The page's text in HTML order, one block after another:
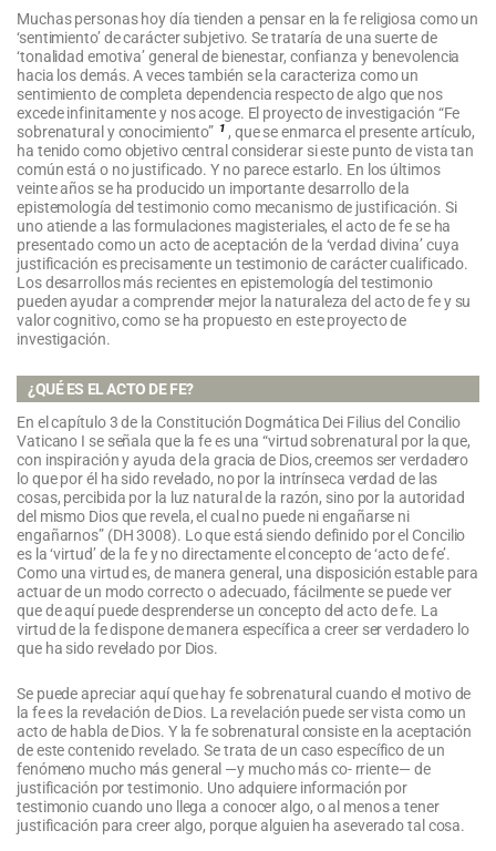
Muchas personas hoy día tienden a pensar en la fe religiosa como un
‘sentimiento’ de carácter subjetivo. Se trataría de una suerte de
‘tonalidad emotiva’ general de bienestar, confianza y benevolencia
hacia los demás. A veces también se la caracteriza como un
sentimiento de completa dependencia respecto de algo que nos
excede infinitamente y nos acoge. El proyecto de investigación “Fe
sobrenatural y conocimiento” 1 , que se enmarca el presente artículo,
ha tenido como objetivo central considerar si este punto de vista tan
común está o no justificado. Y no parece estarlo. En los últimos
veinte años se ha producido un importante desarrollo de la
epistemología del testimonio como mecanismo de justificación. Si
uno atiende a las formulaciones magisteriales, el acto de fe se ha
presentado como un acto de aceptación de la ‘verdad divina’ cuya
justificación es precisamente un testimonio de carácter cualificado.
Los desarrollos más recientes en epistemología del testimonio
pueden ayudar a comprender mejor la naturaleza del acto de fe y su
valor cognitivo, como se ha propuesto en este proyecto de
investigación.
¿QUÉ ES EL ACTO DE FE?
En el capítulo 3 de la Constitución Dogmática Dei Filius del Concilio
Vaticano I se señala que la fe es una “virtud sobrenatural por la que,
con inspiración y ayuda de la gracia de Dios, creemos ser verdadero
lo que por él ha sido revelado, no por la intrínseca verdad de las
cosas, percibida por la luz natural de la razón, sino por la autoridad
del mismo Dios que revela, el cual no puede ni engañarse ni
engañarnos” (DH 3008). Lo que está siendo definido por el Concilio
es la ‘virtud’ de la fe y no directamente el concepto de ‘acto de fe’.
Como una virtud es, de manera general, una disposición estable para
actuar de un modo correcto o adecuado, fácilmente se puede ver
que de aquí puede desprenderse un concepto del acto de fe. La
virtud de la fe dispone de manera específica a creer ser verdadero lo
que ha sido revelado por Dios.
Se puede apreciar aquí que hay fe sobrenatural cuando el motivo de
la fe es la revelación de Dios. La revelación puede ser vista como un
acto de habla de Dios. Y la fe sobrenatural consiste en la aceptación
de este contenido revelado. Se trata de un caso específico de un
fenómeno mucho más general —y mucho más co- rriente— de
justificación por testimonio. Uno adquiere información por
testimonio cuando uno llega a conocer algo, o al menos a tener
justificación para creer algo, porque alguien ha aseverado tal cosa.